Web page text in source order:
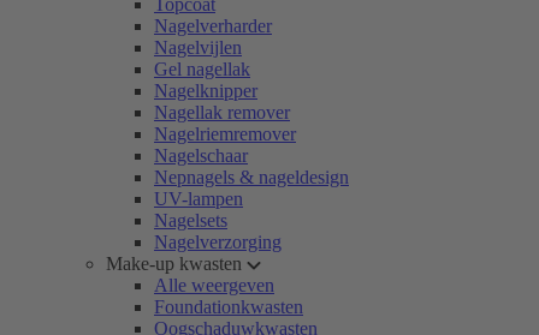
Topcoat
Nagelverharder
Nagelvijlen
Gel nagellak
Nagelknipper
Nagellak remover
Nagelriemremover
Nagelschaar
Nepnagels & nageldesign
UV-lampen
Nagelsets
Nagelverzorging
Make-up kwasten
Alle weergeven
Foundationkwasten
Oogschaduwkwasten